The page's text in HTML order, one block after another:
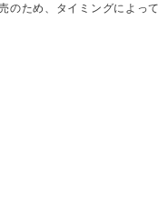
のため、タイミングによっ